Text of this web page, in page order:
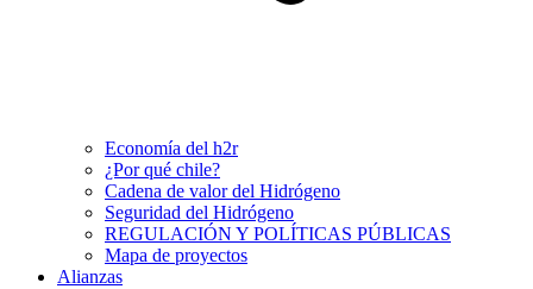
Economía del h2r
¿Por qué chile?
Cadena de valor del Hidrógeno
Seguridad del Hidrógeno
REGULACIÓN Y POLÍTICAS PÚBLICAS
Mapa de proyectos
Alianzas